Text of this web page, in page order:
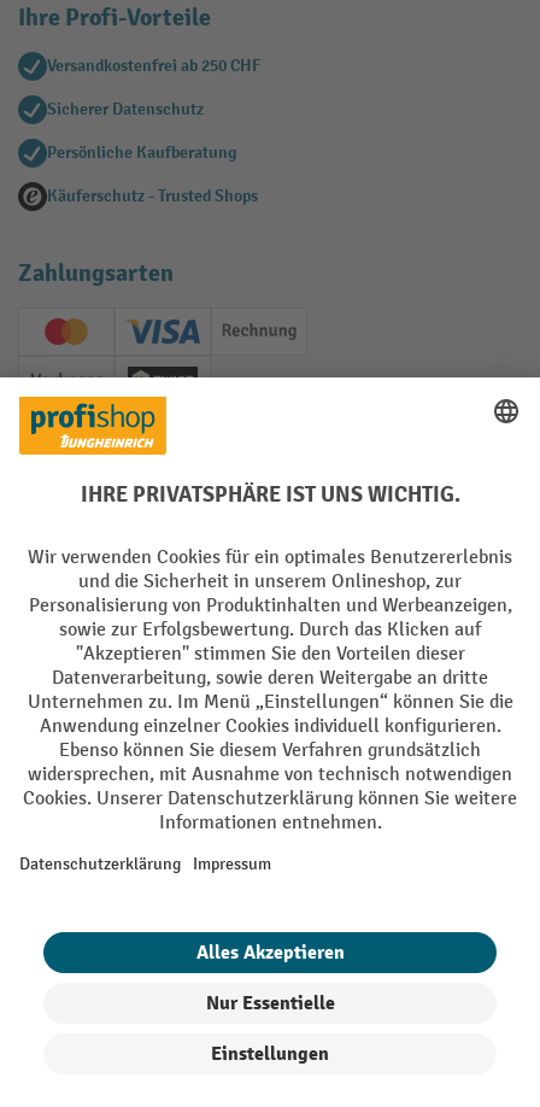
Ihre Profi-Vorteile
Versandkostenfrei ab 250 CHF
Sicherer Datenschutz
Persönliche Kaufberatung
Käuferschutz - Trusted Shops
Zahlungsarten
Creditcard (Master)Creditcard (Visa)
Rechnung
Vorkasse Twint
Sprachen
DE FR
AGB Impressum Datenschutz Privacy Settings
Alle Preise exkl. gesetzl. Mehrwertsteuer zzgl.Versandkosten und ggf.
Nachnahmegebühren, wenn nicht anders angegeben.
¹ Der Rabatt gilt so lange der Vorrat reicht. Der Rabatt gilt nicht auf
Erstregistrierung für den Newsletter gewährt. Der Gutschein ist 10
Tage gültig und kann ab einem Netto-Bestellwert von 250.- CHF online
eingelöst werden. Die Höhe des Rabatts variiert je nach
Arbeitsschutz | 5% auf Werkstatt, Betrieb, Transport, Stapeln und